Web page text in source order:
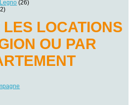
(26)
LOCATIONS
OU PAR